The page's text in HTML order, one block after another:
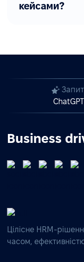
кейсами?
ChatGPT
Business
Цілісне HRM-
часом,